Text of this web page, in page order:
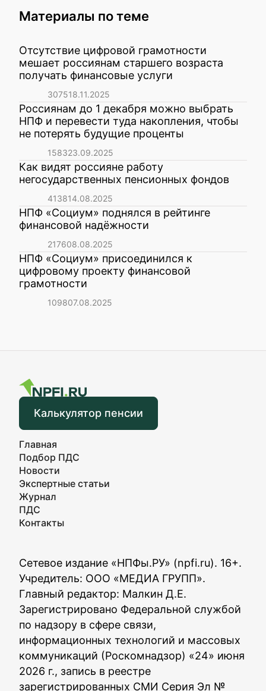
Материалы по теме
Отсутствие цифровой грамотности
мешает россиянам старшего возраста
получать финансовые услуги
307518.11.2025
Россиянам до 1 декабря можно выбрать
НПФ и перевести туда накопления, чтобы
не потерять будущие проценты
158323.09.2025
Как видят россияне работу
негосударственных пенсионных фондов
413814.08.2025
НПФ «Социум» поднялся в рейтинге
финансовой надёжности
217608.08.2025
НПФ «Социум» присоединился к
цифровому проекту финансовой
грамотности
109807.08.2025
Калькулятор пенсии
Главная
Подбор ПДС
Новости
Экспертные статьи
Журнал
ПДС
Контакты
Сетевое издание «НПФы.РУ» (npfi.ru). 16+.
Учредитель: ООО «МЕДИА ГРУПП».
Главный редактор: Малкин Д.Е.
Зарегистрировано Федеральной службой
по надзору в сфере связи,
информационных технологий и массовых
коммуникаций (Роскомнадзор) «24» июня
2026 г., запись в реестре
зарегистрированных СМИ Серия Эл №